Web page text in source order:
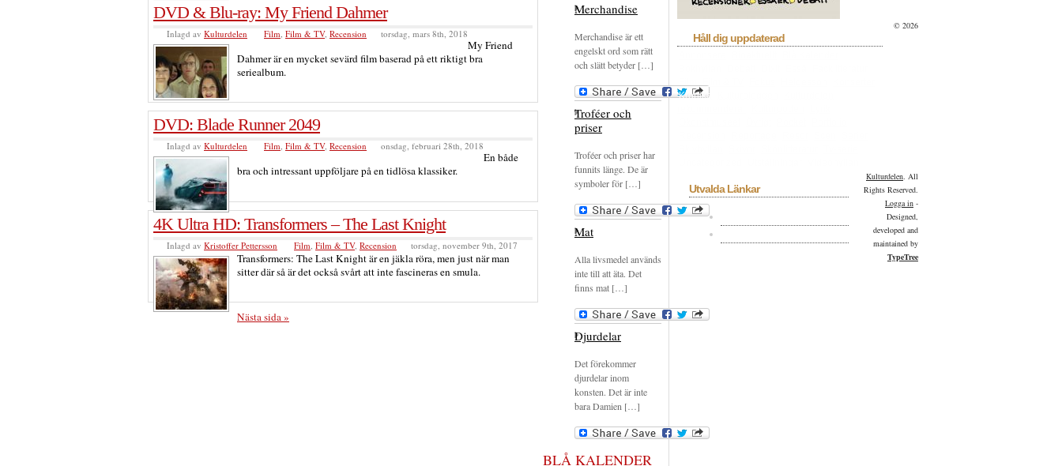
DVD & Blu-ray: My Friend Dahmer
Inlagd av Kulturdelen Film Film & TV, Recension torsdag, mars 8th, 2018
My Friend
Dahmer är en mycket sevärd film baserad på ett riktigt bra
seriealbum.
DVD: Blade Runner 2049
Inlagd av Kulturdelen Film, Film & TV, Recension onsdag, februari 28th, 2018
En både
bra och intressant uppföljare på en tidlösa klassiker.
4K Ultra HD: Transformers – The Last Knight
Inlagd av Kristoffer Pettersson Film Film & TV, Recension torsdag, november 9th, 2017
Transformers: The Last Knight är en jäkla röra, men just när man
sitter där så är det också svårt att inte fascineras en smula.
Nästa sida »
Merchandise
Merchandise är ett
engelskt ord som rätt
och slätt betyder […]
Troféer och
priser
Troféer och priser har
funnits länge. De är
symboler för […]
Mat
Alla livsmedel används
inte till att äta. Det
finns mat […]
Djurdelar
Det förekommer
djurdelar inom
konsten. Det är inte
bara Damien […]
BLÅ KALENDER
Håll dig uppdaterad
Krönika
Utvalda Länkar
© 2026
Kulturdelen. All
Rights Reserved.
Logga in -
Designed,
developed and
maintained by
TypeTree